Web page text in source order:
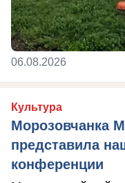
06.08.2026
Культура
Морозовчанка
представила
конференции